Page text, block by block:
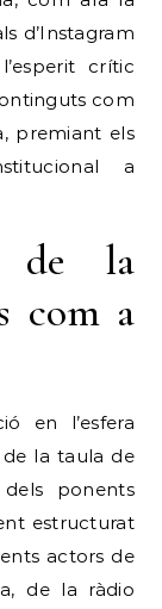
d’Instagram
crític
com
premiant els
a
de la
com a
en l’esfera
de la taula de
ponents
estructurat
actors de
de la ràdio